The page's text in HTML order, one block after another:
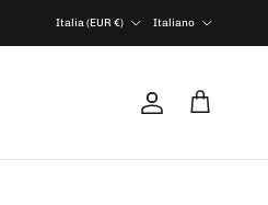
Italia (EUR €)
Italiano
AccountCarrello